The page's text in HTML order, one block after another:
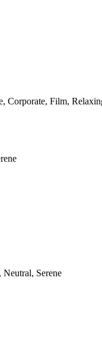
Corporate, Film,
Serene